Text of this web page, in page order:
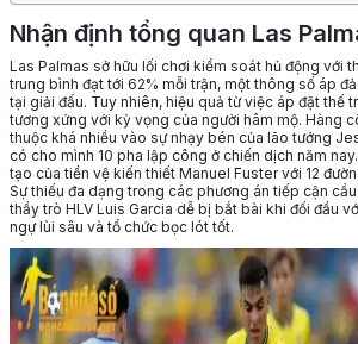
Nhận định tổng quan Las
Las Palmas sở hữu lối chơi kiểm soát hủ động với
trung bình đạt tới 62% mỗi trận, một thông số áp
tại giải đấu. Tuy nhiên, hiệu quả từ việc áp đặt thế
tương xứng với kỳ vọng của người hâm mộ. Hàng
thuộc khá nhiều vào sự nhạy bén của lão tướng
có cho mình 10 pha lập công ở chiến dịch năm
tạo của tiền vệ kiến thiết Manuel Fuster với 12
Sự thiếu đa dạng trong các phương án tiếp cận
thầy trò HLV Luis Garcia dễ bị bắt bài khi đối đầu
ngự lùi sâu và tổ chức bọc lót tốt.